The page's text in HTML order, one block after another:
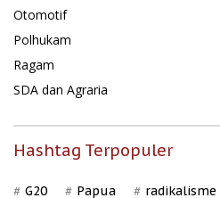
Otomotif
Polhukam
Ragam
SDA dan Agraria
Hashtag Terpopuler
G20 Papua radikalisme